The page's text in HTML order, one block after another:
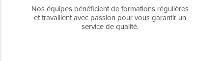
Nos équipes bénéficient de formations régulières
et travaillent avec passion pour vous garantir un
service de qualité.